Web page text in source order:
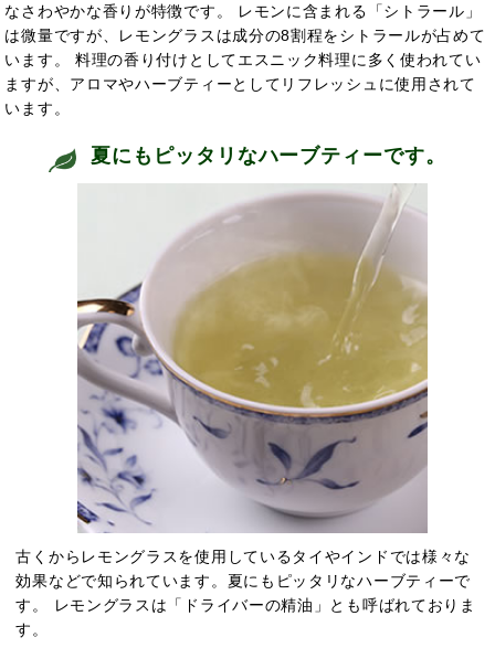
なさわやかな香りが特徴です。 レモンに含まれる「シトラール」
は微量ですが、レモングラスは成分の8割程をシトラールが占めて
います。 料理の香り付けとしてエスニック料理に多く使われてい
ますが、アロマやハーブティーとして リフレッシュに使用されて
います。
夏にもピッタリなハーブティーです。
古くからレモングラスを使用しているタイやインドでは様々な
効果などで知られています。 夏にもピッタリなハーブティーで
す。 レモングラスは「ドライバーの精油」とも呼ばれており ま
す。